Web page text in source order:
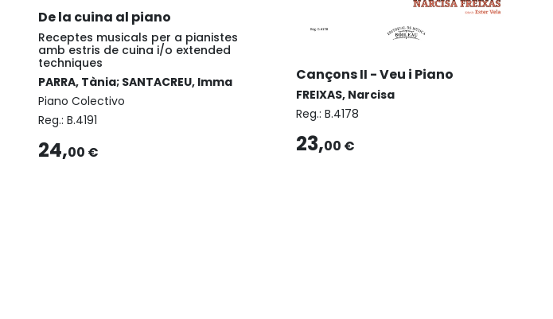
De la cuina al piano
Receptes musicals per a pianistes
amb estris de cuina i/o extended
techniques
PARRA, Tània; SANTACREU, Imma
Piano Colectivo
Reg.: B.4191
24,00 €
Cançons II - Veu i Piano
FREIXAS, Narcisa
Reg.: B.4178
23,00 €